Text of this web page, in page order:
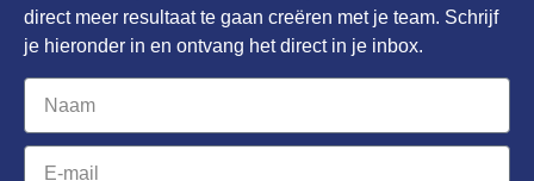
direct meer resultaat te gaan creëren met je team. Schrijf
je hieronder in en ontvang het direct in je inbox.